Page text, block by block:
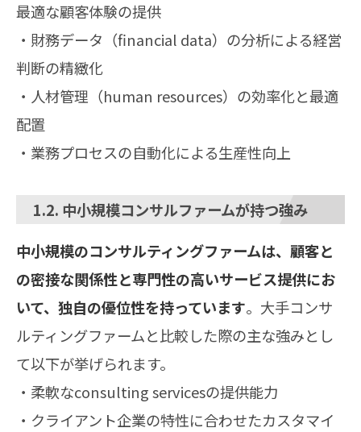
最適な顧客体験の提供
・財務データ（financial data）の分析による経営
判断の精緻化
・人材管理（human resources）の効率化と最適
配置
・業務プロセスの自動化による生産性向上
1.2. 中小規模コンサルファームが持つ強み
中小規模のコンサルティングファームは、顧客と
の密接な関係性と専門性の高いサービス提供にお
いて、独自の優位性を持っています。大手コンサ
ルティングファームと比較した際の主な強みとし
て以下が挙げられます。
・柔軟なconsulting servicesの提供能力
・クライアント企業の特性に合わせたカスタマイ